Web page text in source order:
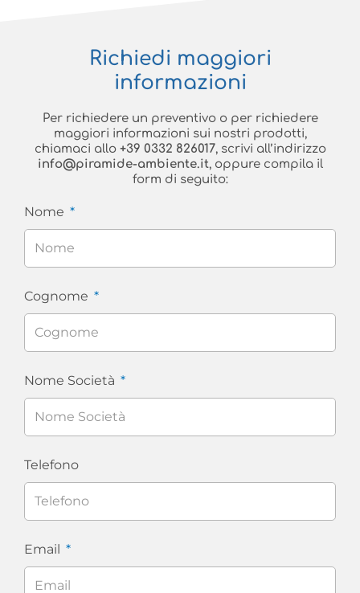
Richiedi maggiori
informazioni
Per richiedere un preventivo o per richiedere
maggiori informazioni sui nostri prodotti,
chiamaci allo +39 0332 826017, scrivi all’indirizzo
info@piramide-ambiente.it, oppure compila il
form di seguito:
Nome
Cognome
Nome Società
Telefono
Email